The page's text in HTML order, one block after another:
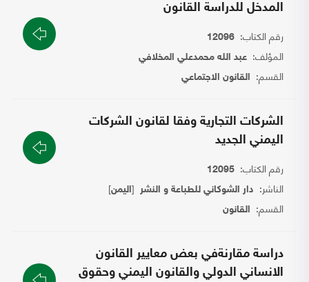
المدخل للدراسة القانون
رقم الكتاب: 12096
المؤلف: عبد الله محمدعلي المخلافي
القسم: القانون الاجتماعي
الشركات التجارية وفقا لقانون الشركات
اليمني الجديد
رقم الكتاب: 12095
الناشر: دار الشوكاني للطباعة و النشر [اليمن]
القسم: القانون
دراسة مقارنةفي بعض معايير القانون
الانساني الدولي والقانون اليمني وحقوق